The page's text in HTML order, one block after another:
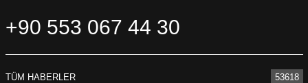
+90 553 067 44 30
TÜM HABERLER 53618